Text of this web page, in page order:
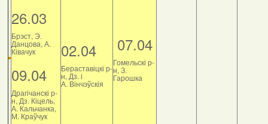
26.03
Брэст, Э.
Данцова, А.
Ківачук
09.04
Драгічанскі р-
н, Дз. Кіцель,
А. Кальчанка,
М. Краўчук
02.04
Бераставіцкі р-
н, Дз. і
А. Вінчэўскія
07.04
Гомельскі р-
н, З.
Гарошка